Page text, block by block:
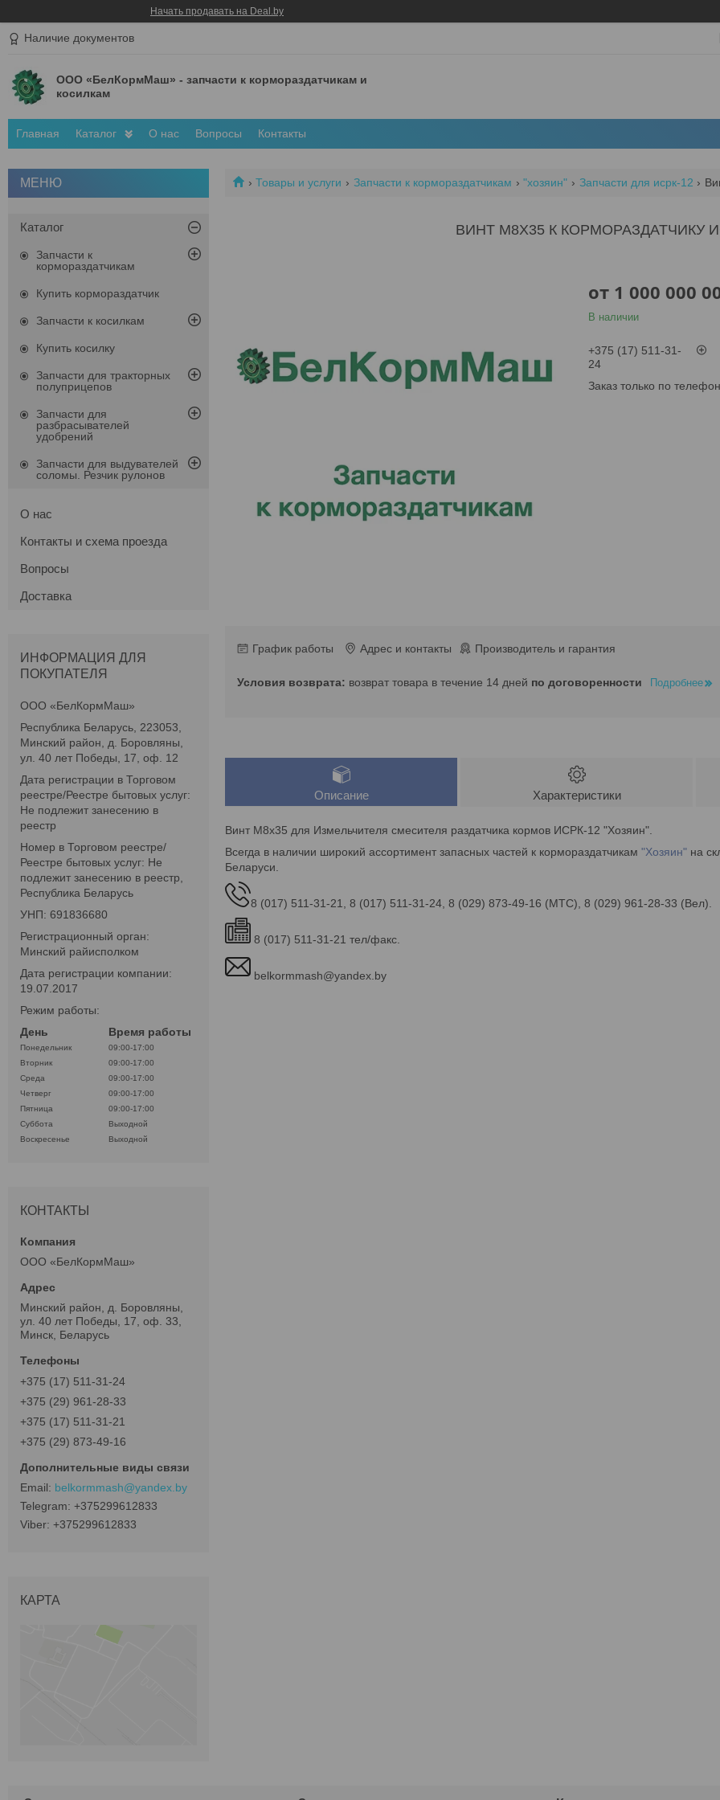
Начать продавать на Deal.by
Наличие документов
ООО «БелКормМаш» - запчасти к кормораздатчикам и
косилкам
Главная Каталог О нас Вопросы Контакты
Товары и услуги Запчасти к кормораздатчикам "хозяин" Запчасти для исрк-12
ВИНТ М8Х35 К КОРМОРАЗДАТЧИКУ
от 1 000 000
В наличии
+375 (17) 511-31-
24
Заказ только по
График работы Адрес и контакты Производитель и гарантия
возврат товара в течение 14 дней по договоренности Подробнее
Описание Характеристики
Винт М8х35 для Измельчителя смесителя раздатчика кормов ИСРК-12 "Хозяин".
Всегда в наличии широкий ассортимент запасных частей к кормораздатчикам "Хозяин" на
Беларуси.
8 (017) 511-31-21, 8 (017) 511-31-24, 8 (029) 873-49-16 (МТС), 8 (029) 961-28-33 (Вел).
8 (017) 511-31-21 тел/факс.
belkormmash@yandex.by
Каталог
Запчасти к
кормораздатчикам
Купить кормораздатчик
Запчасти к косилкам
Купить косилку
Запчасти для тракторных
полуприцепов
Запчасти для
разбрасывателей
удобрений
Запчасти для выдувателей
соломы. Резчик рулонов
О нас
Контакты и схема проезда
Вопросы
Доставка
ИНФОРМАЦИЯ ДЛЯ
ПОКУПАТЕЛЯ
ООО «БелКормМаш»
Республика Беларусь, 223053,
Минский район, д. Боровляны,
ул. 40 лет Победы, 17, оф. 12
Дата регистрации в Торговом
реестре/Реестре бытовых услуг:
Не подлежит занесению в
реестр
Номер в Торговом реестре/
Реестре бытовых услуг: Не
подлежит занесению в реестр,
Республика Беларусь
УНП: 691836680
Регистрационный орган:
Минский райисполком
Дата регистрации компании:
19.07.2017
Режим работы:
День
Время работы
Понедельник
09:00-17:00
Вторник
09:00-17:00
Среда
09:00-17:00
Четверг
09:00-17:00
Пятница
09:00-17:00
Суббота
Выходной
Воскресенье
Выходной
КОНТАКТЫ
ООО «БелКормМаш»
Минский район, д. Боровляны,
ул. 40 лет Победы, 17, оф. 33,
Минск, Беларусь
+375 (17) 511-31-24
+375 (29) 961-28-33
+375 (17) 511-31-21
+375 (29) 873-49-16
belkormmash@yandex.by
+375299612833
+375299612833
КАРТА